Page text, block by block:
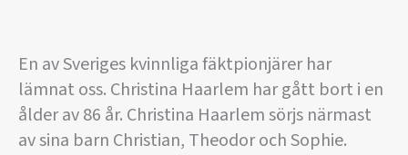
En av Sveriges kvinnliga fäktpionjärer har
lämnat oss. Christina Haarlem har gått bort i en
ålder av 86 år. Christina Haarlem sörjs närmast
av sina barn Christian, Theodor och Sophie.